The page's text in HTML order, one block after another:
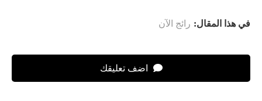
في هذا المقال: رائج الآن
اضف تعليقك